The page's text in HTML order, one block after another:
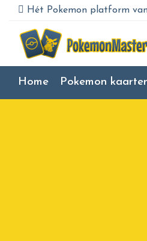
Hét Pokemon platform
Home Pokemon